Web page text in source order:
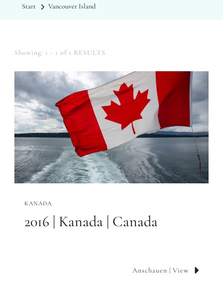
Start Vancouver Island
Showing: 1 - 1 of 1 RESULTS
KANADA
2016 | Kanada | Canada
Anschauen | View